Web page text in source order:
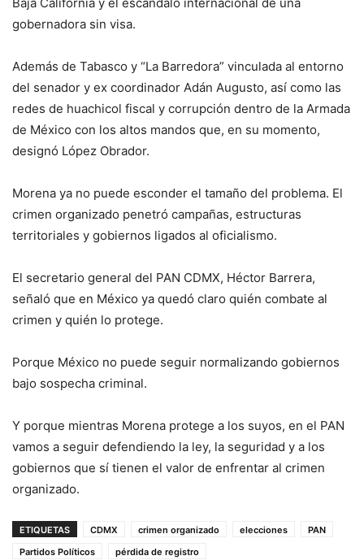
Baja California y el escándalo internacional de una
gobernadora sin visa.
Además de Tabasco y “La Barredora” vinculada al entorno
del senador y ex coordinador Adán Augusto, así como las
redes de huachicol fiscal y corrupción dentro de la Armada
de México con los altos mandos que, en su momento,
designó López Obrador.
Morena ya no puede esconder el tamaño del problema. El
crimen organizado penetró campañas, estructuras
territoriales y gobiernos ligados al oficialismo.
El secretario general del PAN CDMX, Héctor Barrera,
señaló que en México ya quedó claro quién combate al
crimen y quién lo protege.
Porque México no puede seguir normalizando gobiernos
bajo sospecha criminal.
Y porque mientras Morena protege a los suyos, en el PAN
vamos a seguir defendiendo la ley, la seguridad y a los
gobiernos que sí tienen el valor de enfrentar al crimen
organizado.
ETIQUETAS CDMX crimen organizado elecciones
PAN
Partidos Políticos
pérdida de registro